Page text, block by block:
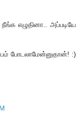
எழுதினா.. அப்படியே
போடலாமேன்னுதான்! :)